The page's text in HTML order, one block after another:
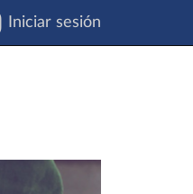
Iniciar sesión